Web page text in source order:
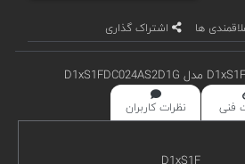
ها اشتراک گذاری
فنی نظرات کاربران